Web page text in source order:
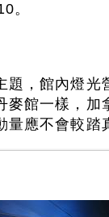
。
題，館內燈光
麥館一樣，加
應不會較踏